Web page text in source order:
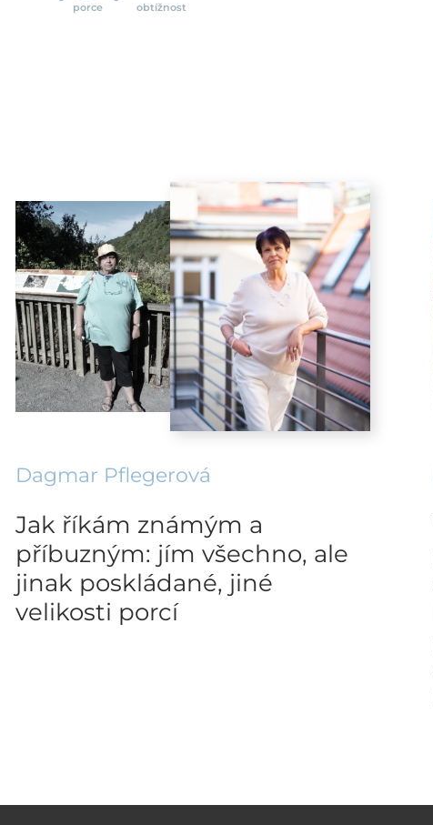
porce obtížnost
Dagmar Pflegerová
Jak říkám známým a
příbuzným: jím všechno, ale
jinak poskládané, jiné
velikosti porcí